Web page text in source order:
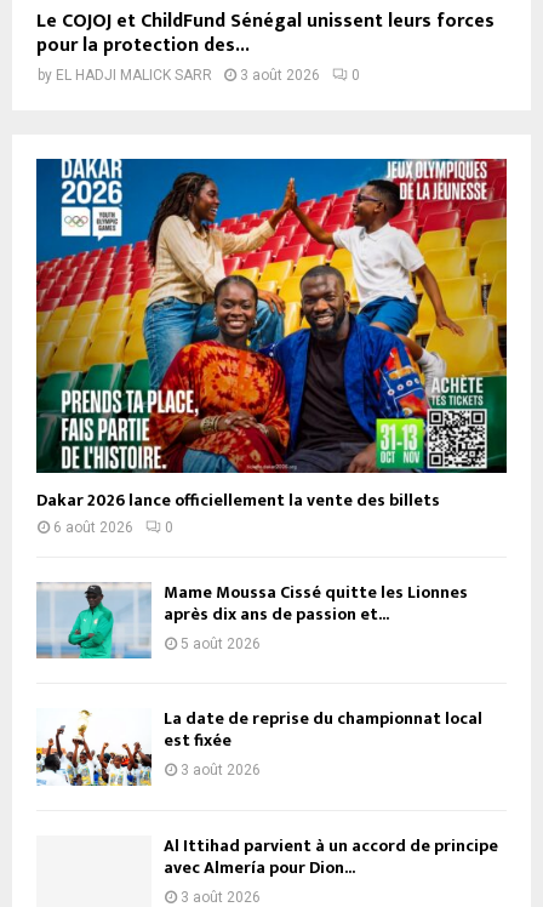
Le COJOJ et ChildFund Sénégal unissent leurs forces
pour la protection des...
by EL HADJI MALICK SARR 3 août 2026 0
Dakar 2026 lance officiellement la vente des billets
6 août 2026 0
Mame Moussa Cissé quitte les Lionnes
après dix ans de passion et...
5 août 2026
La date de reprise du championnat local
est fixée
3 août 2026
Al Ittihad parvient à un accord de principe
avec Almería pour Dion...
3 août 2026